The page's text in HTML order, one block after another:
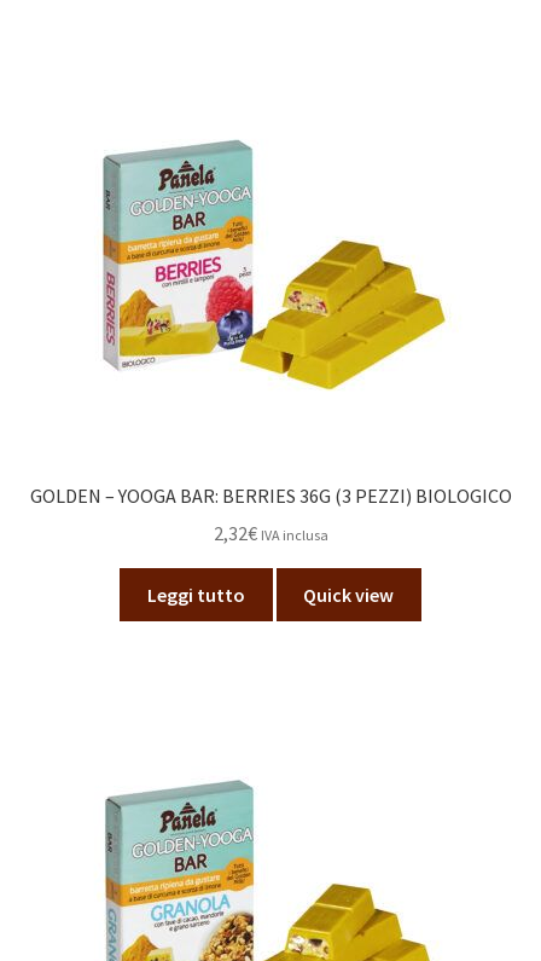
GOLDEN – YOOGA BAR: BERRIES 36G (3 PEZZI) BIOLOGICO
2,32€ IVA inclusa
Leggi tutto Quick view